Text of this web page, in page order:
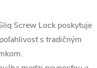
Screw Lock poskytuje
s tradičným